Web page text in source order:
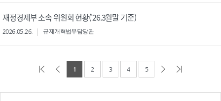
재정경제부 소속 위원회 현황('26.3월말 기준)
2026.05.26. 규제개혁법무담당관
1 2 3 4 5